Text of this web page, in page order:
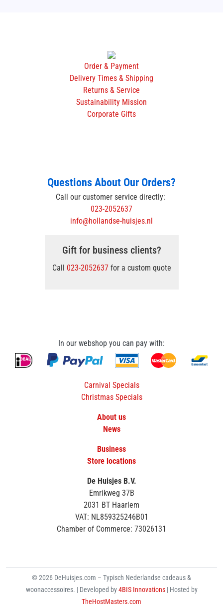
Order & Payment
Delivery Times & Shipping
Returns & Service
Sustainability Mission
Corporate Gifts
Questions About Our Orders?
Call our customer service directly:
023-2052637
info@hollandse-huisjes.nl
Gift for business clients?
Call 023-2052637for a custom quote
In our webshop you can pay with:
Carnival Specials
Christmas Specials
About us
News
Business
Store locations
De Huisjes B.V.
Emrikweg 37B
2031 BT Haarlem
VAT: NL859325246B01
Chamber of Commerce: 73026131
© 2026 DeHuisjes.com – Typisch Nederlandse cadeaus &
woonaccessoires. | Developed by4BIS Innovations | Hosted by
TheHostMasters.com